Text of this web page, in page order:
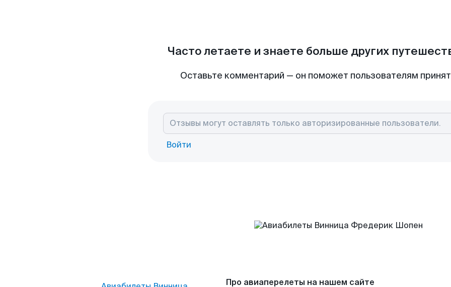
Часто летаете и знаете больше других
Оставьте комментарий — он поможет пользователям
Войти
Про авиаперелеты на нашем сайте